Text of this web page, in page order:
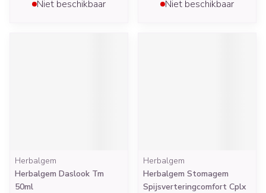
Niet beschikbaar Niet beschikbaar
Herbalgem
Herbalgem Daslook Tm
50ml
Herbalgem
Herbalgem Stomagem
Spijsverteringcomfort Cplx